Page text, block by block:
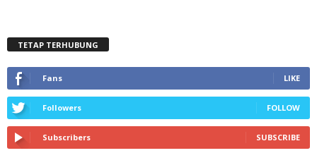
TETAP TERHUBUNG
Fans LIKE
Followers FOLLOW
Subscribers SUBSCRIBE